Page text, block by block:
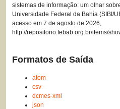
sistemas de informação: um olhar
Universidade Federal da Bahia (SIBI/
acesso em 7 de agosto de 2026,
http://repositorio.febab.org.br/items/
Formatos de Saída
atom
csv
dcmes-xml
json